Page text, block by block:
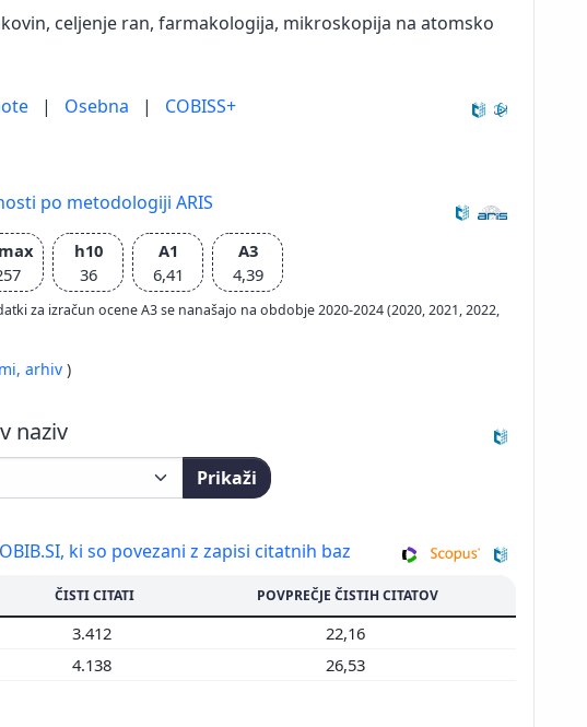
celjenje ran, farmakologija, mikroskopija na atomsko
| Osebna | COBISS+
po metodologiji ARIS
h10
36
A1
6,41
A3
4,39
za izračun ocene A3 se nanašajo na obdobje 2020-2024 (2020, 2021, 2022,
arhiv )
naziv
Prikaži
ki so povezani z zapisi citatnih baz
ČISTI CITATI POVPREČJE ČISTIH CITATOV
3.412
22,16
4.138 26,53